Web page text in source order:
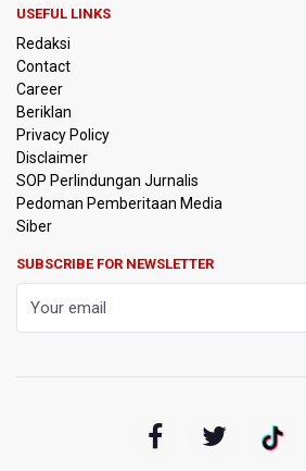
BGN Wajibkan Ompreng MBG
SID
Flores Bersiap Gelar Festival Golo
Wisata Berkelanjutan
Kemkomdigi Targetkan Reaktivasi
Pemprov Jabar Sediakan Knalpot
Polisi saat Razia Knalpot Brong
Insiden Penembakan Terjadi di
USEFUL LINKS
Redaksi
Contact
Career
Beriklan
Privacy Policy
Disclaimer
SOP Perlindungan Jurnalis
Pedoman Pemberitaan Media
Siber
SUBSCRIBE FOR NEWSLETTER